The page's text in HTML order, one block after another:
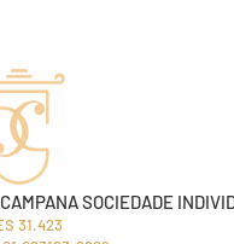
SOCIEDADE
31.423